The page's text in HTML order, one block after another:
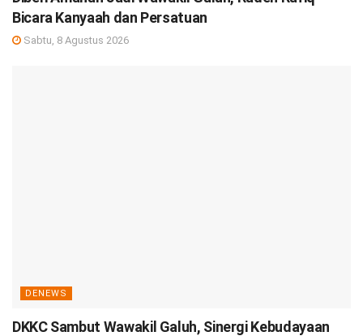
Bicara Kanyaah dan Persatuan
Sabtu, 8 Agustus 2026
DENEWS
DKKC Sambut Wawakil Galuh, Sinergi Kebudayaan